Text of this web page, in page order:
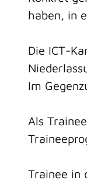
haben, in
Die ICT-
Im
Als
Trainee in